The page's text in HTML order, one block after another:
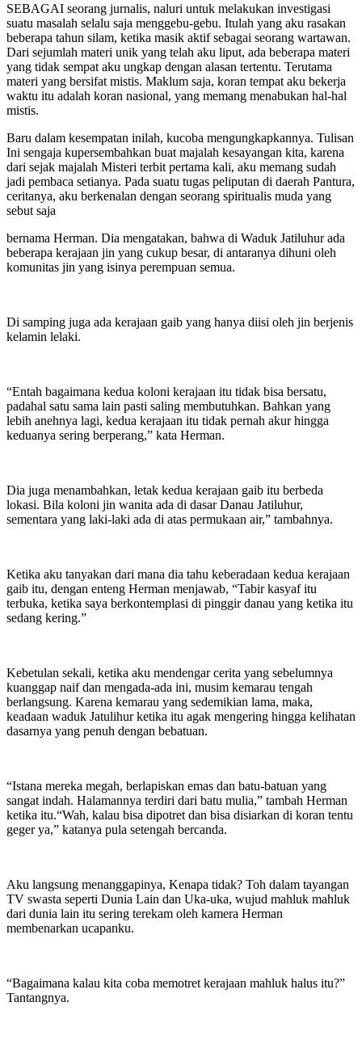
SEBAGAI seorang jurnalis, naluri untuk melakukan investigasi
suatu masalah selalu saja menggebu-gebu. Itulah yang aku rasakan
beberapa tahun silam, ketika masik aktif sebagai seorang wartawan.
Dari sejumlah materi unik yang telah aku liput, ada beberapa materi
yang tidak sempat aku ungkap dengan alasan tertentu. Terutama
materi yang bersifat mistis. Maklum saja, koran tempat aku bekerja
waktu itu adalah koran nasional, yang memang menabukan hal-hal
mistis.
Baru dalam kesempatan inilah, kucoba mengungkapkannya. Tulisan
Ini sengaja kupersembahkan buat majalah kesayangan kita, karena
dari sejak majalah Misteri terbit pertama kali, aku memang sudah
jadi pembaca setianya. Pada suatu tugas peliputan di daerah Pantura,
ceritanya, aku berkenalan dengan seorang spiritualis muda yang
sebut saja
bernama Herman. Dia mengatakan, bahwa di Waduk Jatiluhur ada
beberapa kerajaan jin yang cukup besar, di antaranya dihuni oleh
komunitas jin yang isinya perempuan semua.
Di samping juga ada kerajaan gaib yang hanya diisi oleh jin berjenis
kelamin lelaki.
“Entah bagaimana kedua koloni kerajaan itu tidak bisa bersatu,
padahal satu sama lain pasti saling membutuhkan. Bahkan yang
lebih anehnya lagi, kedua kerajaan itu tidak pernah akur hingga
keduanya sering berperang,” kata Herman.
Dia juga menambahkan, letak kedua kerajaan gaib itu berbeda
lokasi. Bila koloni jin wanita ada di dasar Danau Jatiluhur,
sementara yang laki-laki ada di atas permukaan air,” tambahnya.
Ketika aku tanyakan dari mana dia tahu keberadaan kedua kerajaan
gaib itu, dengan enteng Herman menjawab, “Tabir kasyaf itu
terbuka, ketika saya berkontemplasi di pinggir danau yang ketika itu
sedang kering.”
Kebetulan sekali, ketika aku mendengar cerita yang sebelumnya
kuanggap naif dan mengada-ada ini, musim kemarau tengah
berlangsung. Karena kemarau yang sedemikian lama, maka,
keadaan waduk Jatulihur ketika itu agak mengering hingga kelihatan
dasarnya yang penuh dengan bebatuan.
“Istana mereka megah, berlapiskan emas dan batu-batuan yang
sangat indah. Halamannya terdiri dari batu mulia,” tambah Herman
ketika itu.“Wah, kalau bisa dipotret dan bisa disiarkan di koran tentu
geger ya,” katanya pula setengah bercanda.
Aku langsung menanggapinya, Kenapa tidak? Toh dalam tayangan
TV swasta seperti Dunia Lain dan Uka-uka, wujud mahluk mahluk
dari dunia lain itu sering terekam oleh kamera Herman
membenarkan ucapanku.
“Bagaimana kalau kita coba memotret kerajaan mahluk halus itu?”
Tantangnya.